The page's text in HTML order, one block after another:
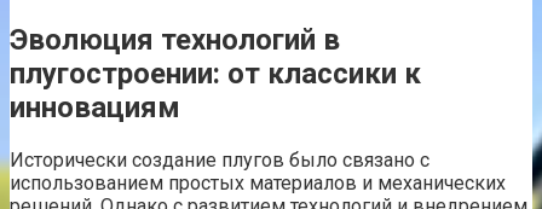
Эволюция технологий в
плугостроении: от классики к
инновациям
Исторически создание плугов было связано с
использованием простых материалов и механических